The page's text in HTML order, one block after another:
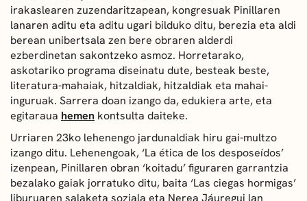
irakaslearen zuzendaritzapean, kongresuak Pinillaren
lanaren aditu eta aditu ugari bilduko ditu, berezia eta aldi
berean unibertsala zen bere obraren alderdi
ezberdinetan sakontzeko asmoz. Horretarako,
askotariko programa diseinatu dute, besteak beste,
literatura-mahaiak, hitzaldiak, hitzaldiak eta mahai-
inguruak. Sarrera doan izango da, edukiera arte, eta
egitaraua hemen kontsulta daiteke.
Urriaren 23ko lehenengo jardunaldiak hiru gai-multzo
izango ditu. Lehenengoak, ‘La ética de los desposeídos’
izenpean, Pinillaren obran ‘koitadu’ figuraren garrantzia
bezalako gaiak jorratuko ditu, baita ‘Las ciegas hormigas’
liburuaren salaketa soziala eta Nerea Jáuregui lan